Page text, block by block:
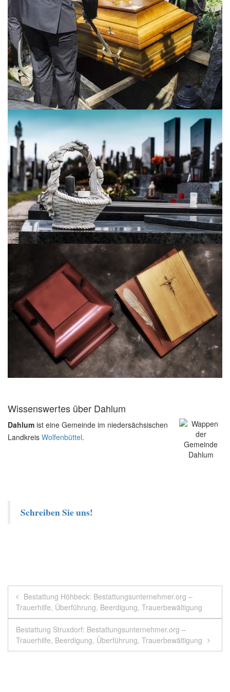
Wissenswertes über Dahlum
Dahlum ist eine Gemeinde im niedersächsischen
Landkreis Wolfenbüttel.
Schreiben Sie uns!
Beitragsnavigation
Bestattung Höhbeck: Bestattungsunternehmer.org –
Trauerhilfe, Überführung, Beerdigung, Trauerbewältigung
Bestattung Struxdorf: Bestattungsunternehmer.org –
Trauerhilfe, Beerdigung, Überführung, Trauerbewältigung